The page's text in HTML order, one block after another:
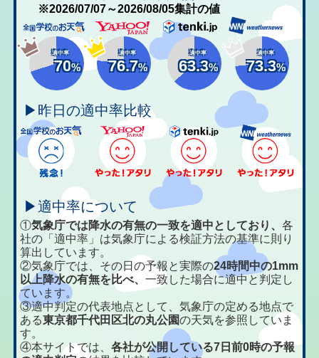
※2026/07/07～2026/08/05集計の値
適中率
70%
適中率
76.7%
適中率
63.3%
適中率
73.3%
▶昨日の適中率比較
▶適中率について
①気象庁では降水の有無の一致を適中としており、各
社の「適中率」は気象庁による検証方法の基準に則り
算出しています。
②気象庁では、その日の予報と実際の24時間中の1mm
以上降水の有無を比べ、一致した場合に適中と判定し
ています。
③適中判定の代表地点として、気象庁の定める地点で
ある東京都千代田区北の丸公園の天気を参照していま
す。
④本サイトでは、各社が公開している7日前0時の予報